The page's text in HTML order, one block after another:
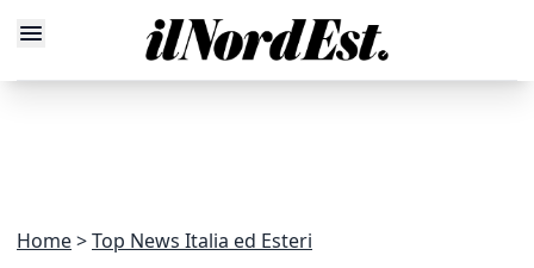
Home Top News Italia ed Esteri